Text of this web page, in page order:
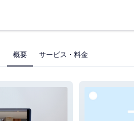
概要 サービス・料金